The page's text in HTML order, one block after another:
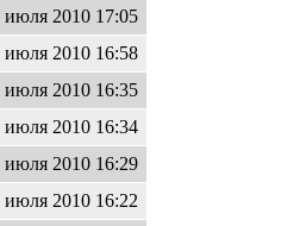
июля 2010 17:05
июля 2010 16:58
июля 2010 16:35
июля 2010 16:34
июля 2010 16:29
июля 2010 16:22